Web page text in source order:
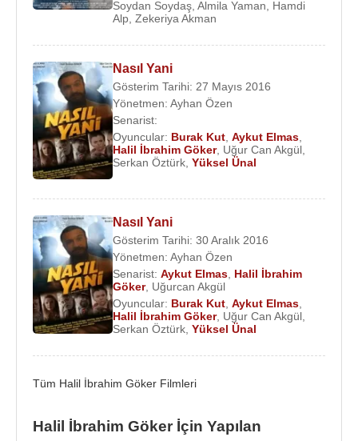
Dilber,Aleyna Elibol,Gizem Avcı,Osman Can
Özgür Tetik,Tunga Sayan
Demirbağ,Kardelen Kalender,Walison Fonseca
ile şekillendi.
Albümleri:
2019 - Timsah (Single)
2020 - Bıkmışım Dünyadan (Single)
Filmleri ve Dizileri
2022 -Naz Evi(Sinema filmi)
2018 -Çakallarla Dans 5(Çiko) (Sinema filmi)
2017 - Klavye Delikanlıları (Çiko) (Tv Dizisi)
2016 -Nasıl Yani(Taci) (Sinema filmi)
2015 -Sihirbazlık Okulunda Bir Türk(Petshop - 2)
(Sinema filmi)
Soydan Soydaş Almila Yaman
Hamdi
Alp Zekeriya Akman
Nasıl Yani
Gösterim Tarihi: 27 Mayıs 2016
Yönetmen: Ayhan Özen
Senarist:
Oyuncular: Burak Kut Aykut Elmas
Halil İbrahim Göker, Uğur Can Akgül
Serkan Öztürk Yüksel Ünal
Nasıl Yani
Gösterim Tarihi: 30 Aralık 2016
Yönetmen: Ayhan Özen
Senarist: Aykut Elmas, Halil İbrahim
Göker, Uğurcan Akgül
Oyuncular: Burak Kut, Aykut Elmas,
Halil İbrahim Göker, Uğur Can Akgül,
Serkan Öztürk, Yüksel Ünal
Tüm Halil İbrahim Göker Filmleri
Halil İbrahim Göker İçin Yapılan